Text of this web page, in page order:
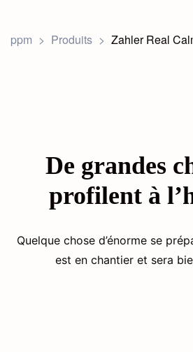
essentiels
ppm > Produits > Zahler Real
De grandes
profilent à
Quelque chose d’énorme se
est en chantier et sera